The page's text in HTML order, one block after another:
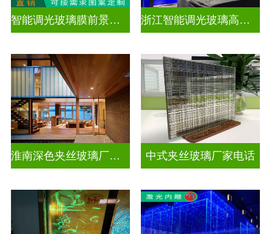
智能调光玻璃膜前景如何 浙江智能调光玻璃高隔间拆装
淮南深色夹丝玻璃厂家地址 中式夹丝玻璃厂家电话